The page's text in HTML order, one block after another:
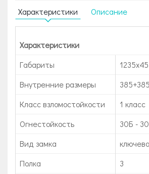
Характеристики Описание
Характеристики
Габариты
Внутренние размеры
Класс взломостойкости
1 класс
Огнестойкость
30Б -
Вид замка
Полка
3